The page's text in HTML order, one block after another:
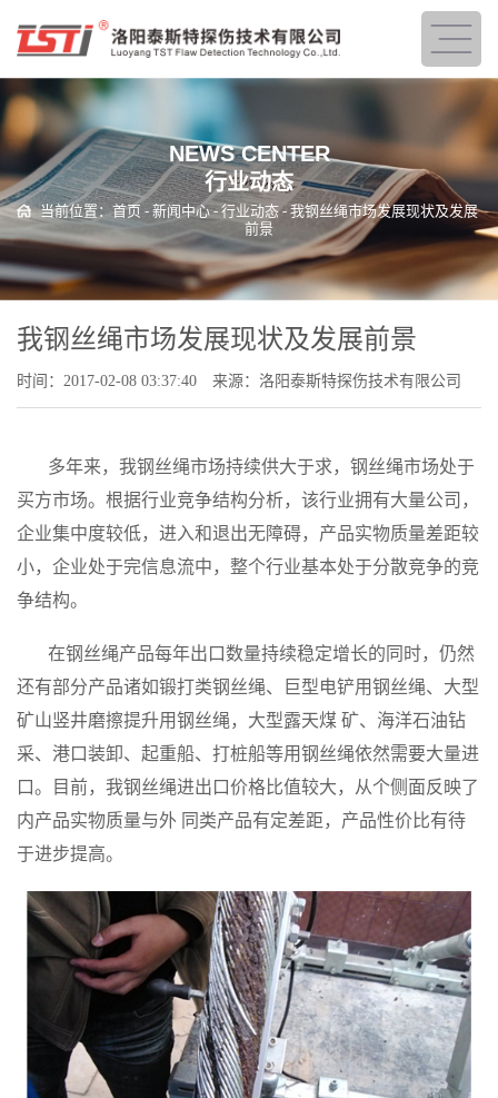
NEWS CENTER
行业动态
当前位置：首页 - 新闻中心- 行业动态- 我钢丝绳市场发展现状及发展
前景
我钢丝绳市场发展现状及发展前景
时间：2017-02-08 03:37:40 来源：洛阳泰斯特探伤技术有限公司
多年来，我钢丝绳市场持续供大于求，钢丝绳市场处于
买方市场。根据行业竞争结构分析，该行业拥有大量公司，
企业集中度较低，进入和退出无障碍，产品实物质量差距较
小，企业处于完信息流中，整个行业基本处于分散竞争的竞
争结构。
在钢丝绳产品每年出口数量持续稳定增长的同时，仍然
还有部分产品诸如锻打类钢丝绳、巨型电铲用钢丝绳、大型
矿山竖井磨擦提升用钢丝绳，大型露天煤 矿、海洋石油钻
采、港口装卸、起重船、打桩船等用钢丝绳依然需要大量进
口。目前，我钢丝绳进出口价格比值较大，从个侧面反映了
内产品实物质量与外 同类产品有定差距，产品性价比有待
于进步提高。